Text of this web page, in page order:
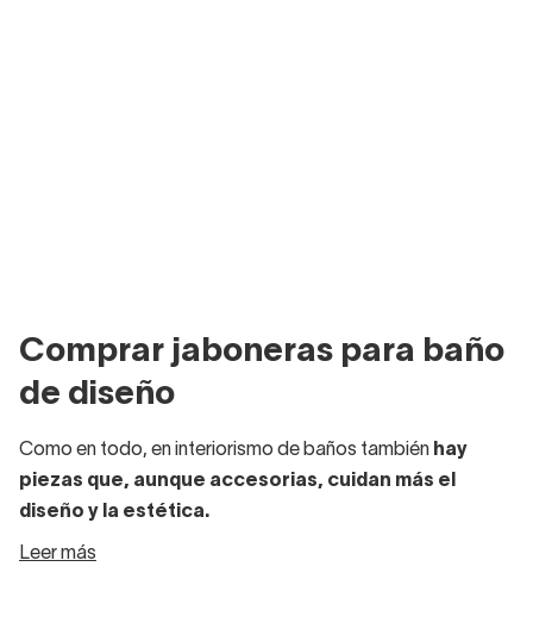
Comprar jaboneras para baño
de diseño
Como en todo, en interiorismo de baños también hay
piezas que, aunque accesorias, cuidan más el
diseño y la estética.
Hay marcas famosas por conferir un diseño llamativo y
Leer más